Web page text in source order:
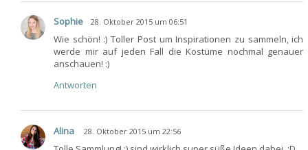
Sophie 28. Oktober 2015 um 06:51
Wie schön! :) Toller Post um Inspirationen zu sammeln, ich
werde mir auf jeden Fall die Kostüme nochmal genauer
anschauen! :)
Antworten
Alina 28. Oktober 2015 um 22:56